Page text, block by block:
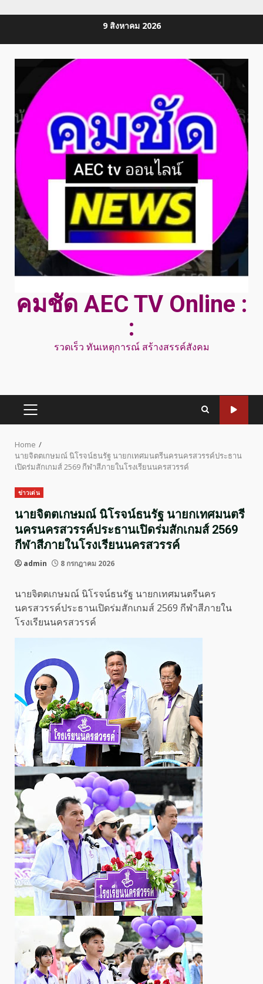
9 สิงหาคม 2026
คมชัด AEC TV Online :
:
รวดเร็ว ทันเหตุการณ์ สร้างสรรค์สังคม
PRIMARY
Home
นายจิตตเกษมณ์ นิโรจน์ธนรัฐ นายกเทศมนตรีนครนครสวรรค์ประธาน
เปิดร่มสักเกมส์ 2569 กีฬาสีภายในโรงเรียนนครสวรรค์
ข่าวเด่น
นายจิตตเกษมณ์ นิโรจน์ธนรัฐ นายกเทศมนตรี
นครนครสวรรค์ประธานเปิดร่มสักเกมส์ 2569
กีฬาสีภายในโรงเรียนนครสวรรค์
admin 8 กรกฎาคม 2026
นายจิตตเกษมณ์ นิโรจน์ธนรัฐ นายกเทศมนตรีนคร
นครสวรรค์ประธานเปิดร่มสักเกมส์ 2569 กีฬาสีภายใน
โรงเรียนนครสวรรค์